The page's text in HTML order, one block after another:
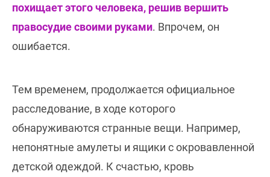
похищает этого человека, решив вершить
правосудие своими руками. Впрочем, он
ошибается.
Тем временем, продолжается официальное
расследование, в ходе которого
обнаруживаются странные вещи. Например,
непонятные амулеты и ящики с окровавленной
детской одеждой. К счастью, кровь